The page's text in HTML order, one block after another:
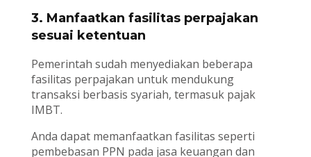
3. Manfaatkan fasilitas perpajakan
sesuai ketentuan
Pemerintah sudah menyediakan beberapa
fasilitas perpajakan untuk mendukung
transaksi berbasis syariah, termasuk pajak
IMBT.
Anda dapat memanfaatkan fasilitas seperti
pembebasan PPN pada jasa keuangan dan